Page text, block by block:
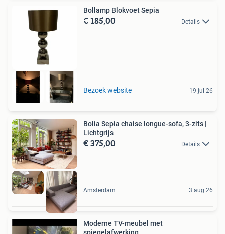
Bollamp Blokvoet Sepia
€ 185,00 Details
Bezoek website 19 jul 26
Bolia Sepia chaise longue-sofa, 3-zits |
Lichtgrijs
€ 375,00 Details
Amsterdam 3 aug 26
Moderne TV-meubel met